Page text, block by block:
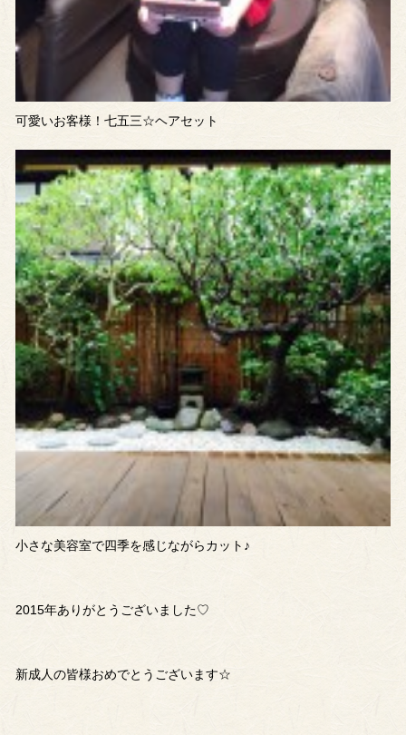
可愛いお客様！七五三☆ヘアセット
小さな美容室で四季を感じながらカット♪
2015年ありがとうございました♡
新成人の皆様おめでとうございます☆